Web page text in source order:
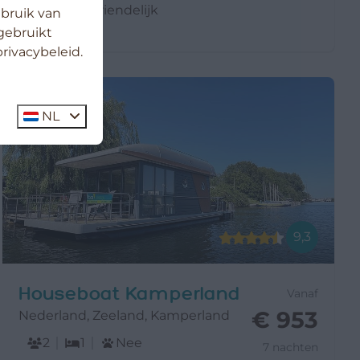
hondvriendelijk
9,3
Vanaf
€ 953
7 nachten
Houseboat Kamperland
Nederland, Zeeland, Kamperland
2
1
Nee
van
NL